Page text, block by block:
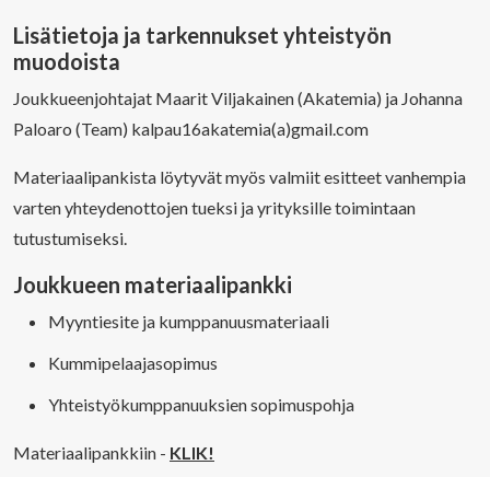
Lisätietoja ja tarkennukset yhteistyön
muodoista
Joukkueenjohtajat Maarit Viljakainen (Akatemia) ja Johanna
Paloaro (Team) kalpau16akatemia(a)gmail.com
Materiaalipankista löytyvät myös valmiit esitteet vanhempia
varten yhteydenottojen tueksi ja yrityksille toimintaan
tutustumiseksi.
Joukkueen materiaalipankki
Myyntiesite ja kumppanuusmateriaali
Kummipelaajasopimus
Yhteistyökumppanuuksien sopimuspohja
Materiaalipankkiin - KLIK!